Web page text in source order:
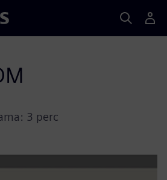
3 perc